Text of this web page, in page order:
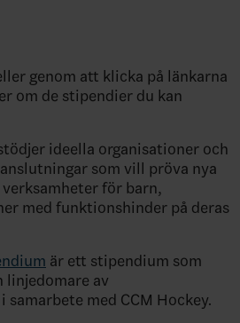
genom att klicka på länkarna
om de stipendier du kan
ideella organisationer och
som vill pröva nya
för barn,
med funktionshinder på deras
är ett stipendium som
linjedomare av
med CCM Hockey.